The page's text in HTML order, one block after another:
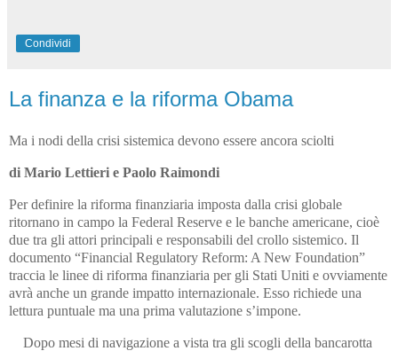
Condividi
La finanza e la riforma Obama
Ma i nodi della crisi sistemica devono essere ancora sciolti
di Mario Lettieri e Paolo Raimondi
Per definire la riforma finanziaria imposta dalla crisi globale
ritornano in campo la Federal Reserve e le banche americane, cioè
due tra gli attori principali e responsabili del crollo sistemico. Il
documento “Financial Regulatory Reform: A New Foundation”
traccia le linee di riforma finanziaria per gli Stati Uniti e ovviamente
avrà anche un grande impatto internazionale. Esso richiede una
lettura puntuale ma una prima valutazione s’impone.
Dopo mesi di navigazione a vista tra gli scogli della bancarotta